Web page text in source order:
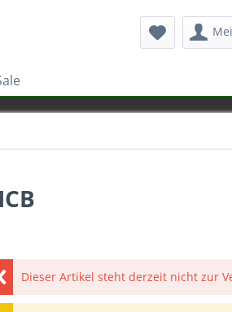
Dieser Artikel steht derzeit nicht zur